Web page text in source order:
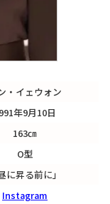
・イェウォン
年9月10日
163㎝
O型
に昇る前に」
Instagram